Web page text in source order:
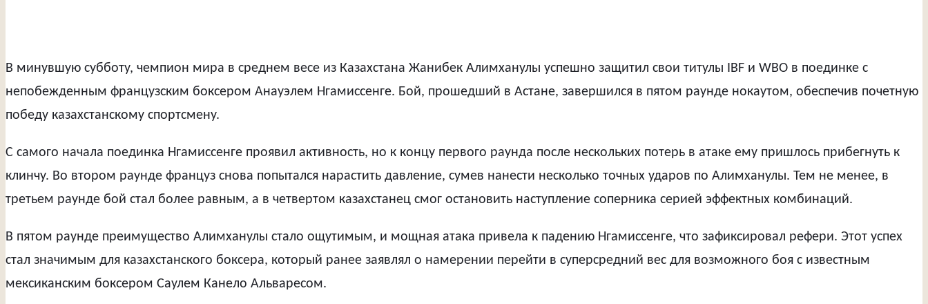
В минувшую субботу, чемпион мира в среднем весе из Казахстана Жанибек Алимханулы успешно защитил свои титулы IBF и WBO в поединке с
непобежденным французским боксером Анауэлем Нгамиссенге. Бой, прошедший в Астане, завершился в пятом раунде нокаутом, обеспечив почетную
победу казахстанскому спортсмену.
С самого начала поединка Нгамиссенге проявил активность, но к концу первого раунда после нескольких потерь в атаке ему пришлось прибегнуть к
клинчу. Во втором раунде француз снова попытался нарастить давление, сумев нанести несколько точных ударов по Алимханулы. Тем не менее, в
третьем раунде бой стал более равным, а в четвертом казахстанец смог остановить наступление соперника серией эффектных комбинаций.
В пятом раунде преимущество Алимханулы стало ощутимым, и мощная атака привела к падению Нгамиссенге, что зафиксировал рефери. Этот успех
стал значимым для казахстанского боксера, который ранее заявлял о намерении перейти в суперсредний вес для возможного боя с известным
мексиканским боксером Саулем Канело Альваресом.